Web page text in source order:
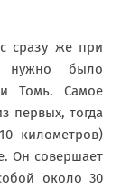
сразу же при
нужно было
Томь. Самое
первых, тогда
километров)
Он совершает
около 30